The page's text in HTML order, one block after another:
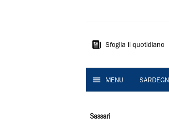
Sardegna
Sfoglia il quotidiano
MENU
Sassari